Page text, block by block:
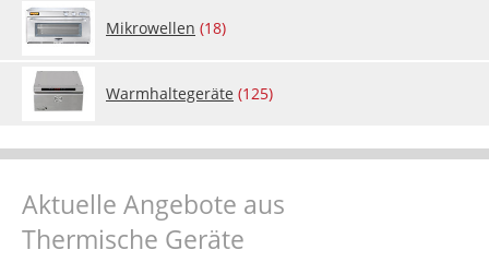
Mi­kro­wel­len (18)
Warm­hal­te­ge­rä­te (125)
Aktuelle Angebote aus
Thermische Geräte